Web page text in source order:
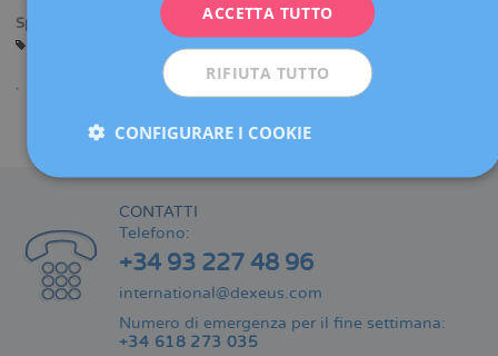
Specialità:
Fisioterapia della Donna
CONTATTI
Telefono:
+34 93 227 48 96
international@dexeus.com
Numero di emergenza per il fine settimana:
+34 618 273 035
ACCETTA TUTTO
RIFIUTA TUTTO
CONFIGURARE I COOKIE